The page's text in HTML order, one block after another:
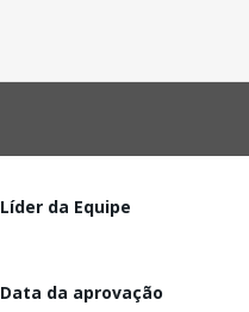
Líder da Equipe
Data da aprovação